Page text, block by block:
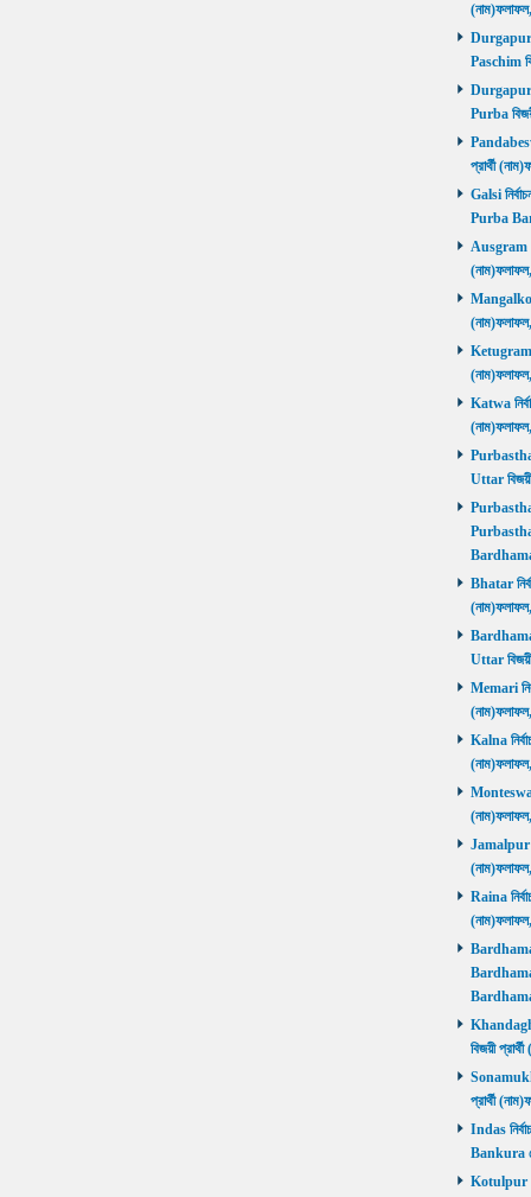
Durgapur
Paschim
Durgapur
Purba
প্রার্থী
Galsi
Purba
Ausgram
Mangalkot
Ketugram
Katwa
Uttar
Bhatar
Uttar
Memari
Kalna
Monteswar
Jamalpur
Raina
বিজয়ী
Sonamukhi
প্রার্থী
Indas
Bankura
Kotulpur